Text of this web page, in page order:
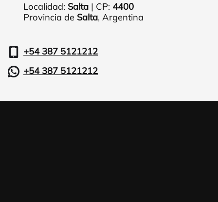
Localidad: Salta | CP: 4400
Provincia de Salta, Argentina
+54 387 5121212
+54 387 5121212